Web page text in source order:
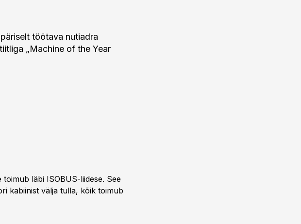
töötava nutiadra
„Machine of the Year
läbi ISOBUS-liidese. See
kabiinist välja tulla, kõik toimub